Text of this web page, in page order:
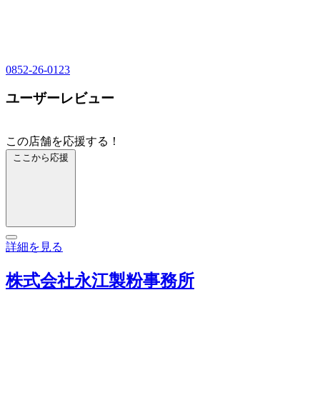
0852-26-0123
ユーザーレビュー
この店舗を応援する！
ここから応援
詳細を見る
株式会社永江製粉事務所